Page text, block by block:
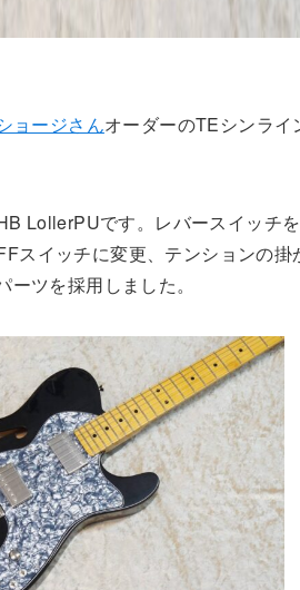
ョージさんオーダーのTEシンライ
LollerPUです。レバースイッチ
スイッチに変更、テンションの掛
ツを採用しました。